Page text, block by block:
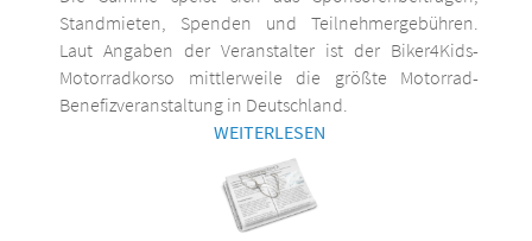
Standmieten, Spenden und Teilnehmergebühren.
Laut Angaben der Veranstalter ist der Biker4Kids-
Motorradkorso mittlerweile die größte Motorrad-
Benefizveranstaltung in Deutschland.
WEITERLESEN